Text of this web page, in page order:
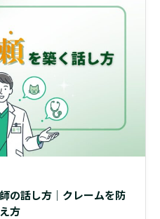
の話し方｜クレームを防
方